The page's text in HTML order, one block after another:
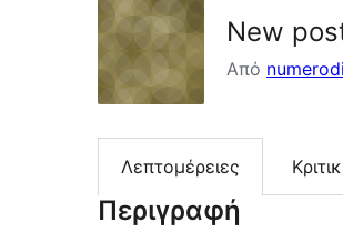
New
Από
Λεπτομέρειες
Περιγραφή